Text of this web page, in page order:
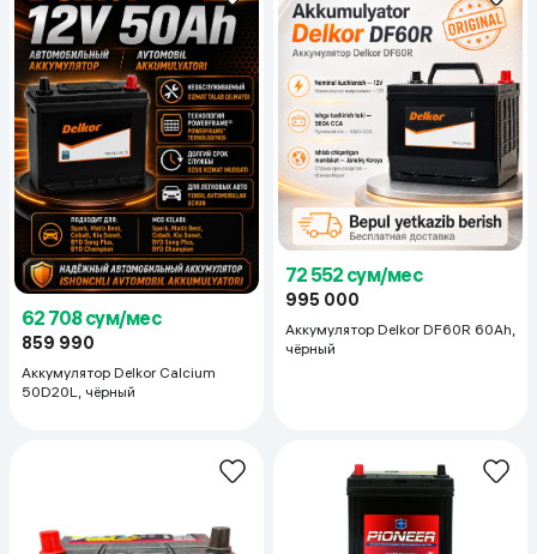
62 708 сум/мес
859 990
Аккумулятор Delkor Calcium
50D20L, чёрный
72 552 сум/мес
995 000
Аккумулятор Delkor DF60R 60Ah,
чёрный